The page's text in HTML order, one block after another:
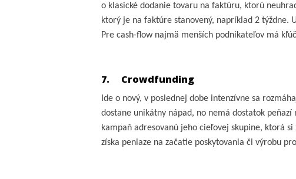
o klasické dodanie tovaru na faktúru, ktorú
ktorý je na faktúre stanovený, napríklad 2 týždne.
Pre cash-flow najmä menších podnikateľov má
7. Crowdfunding
Ide o nový, v poslednej dobe intenzívne sa
dostane unikátny nápad, no nemá dostatok
kampaň adresovanú jeho cieľovej skupine, ktorá
získa peniaze na začatie poskytovania či výrobu